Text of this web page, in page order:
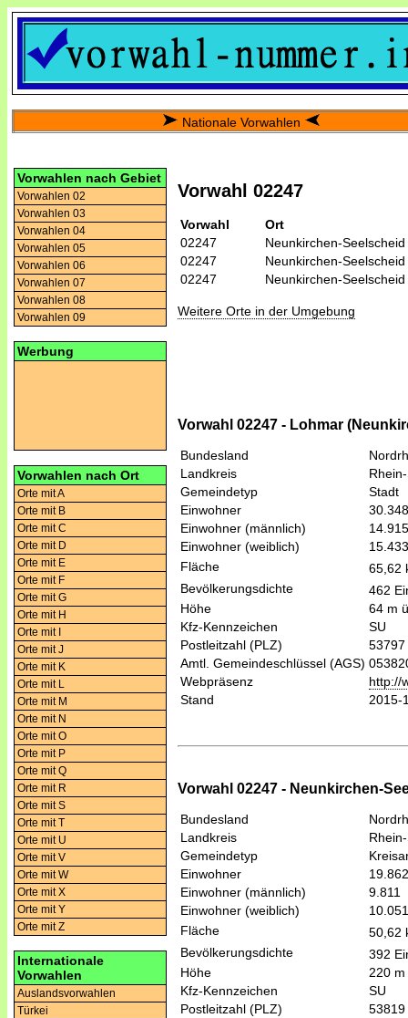
Nationale Vorwahlen
Vorwahlen nach Gebiet
Vorwahlen 02
Vorwahlen 03
Vorwahlen 04
Vorwahlen 05
Vorwahlen 06
Vorwahlen 07
Vorwahlen 08
Vorwahlen 09
Werbung
Vorwahlen nach Ort
Orte mit A
Orte mit B
Orte mit C
Orte mit D
Orte mit E
Orte mit F
Orte mit G
Orte mit H
Orte mit I
Orte mit J
Orte mit K
Orte mit L
Orte mit M
Orte mit N
Orte mit O
Orte mit P
Orte mit Q
Orte mit R
Orte mit S
Orte mit T
Orte mit U
Orte mit V
Orte mit W
Orte mit X
Orte mit Y
Orte mit Z
Internationale
Vorwahlen
Auslandsvorwahlen
Türkei
Vorwahl 02247
Vorwahl
Ort
02247
Neunkirchen-Seelscheid
02247
Neunkirchen-Seelscheid
02247
Neunkirchen-Seelscheid
Weitere Orte in der Umgebung
Vorwahl 02247 - Lohmar
Bundesland
Landkreis
Gemeindetyp
Stadt
Einwohner
30.348
Einwohner (männlich)
14.915
Einwohner (weiblich)
15.433
Fläche
65,62
Bevölkerungsdichte
462
Höhe
64 m
Kfz-Kennzeichen
SU
Postleitzahl (PLZ)
53797
Amtl. Gemeindeschlüssel (AGS)
Webpräsenz
http://
Stand
2015-
Vorwahl 02247 - Neunkirchen-
Bundesland
Landkreis
Gemeindetyp
Einwohner
19.862
Einwohner (männlich)
9.811
Einwohner (weiblich)
10.051
Fläche
50,62
Bevölkerungsdichte
392
Höhe
220
Kfz-Kennzeichen
SU
Postleitzahl (PLZ)
53819